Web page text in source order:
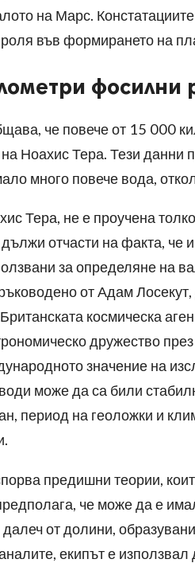
на Марс.
във формирането на
фосилни
че повече от 15 000
Ноахис Тера. Тези данни
много повече вода,
Тера, не е проучена
отчасти на факта, че
за определяне на
от Адам
космическа
дружество
значение на
може да са били
период на геоложки и
предишни теории,
че може да е
от долини,
екипът е